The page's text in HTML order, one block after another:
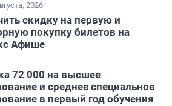
2026
скидку на первую и
покупку билетов на
Афише
72 000 на высшее
и среднее специальное
в первый год обучения